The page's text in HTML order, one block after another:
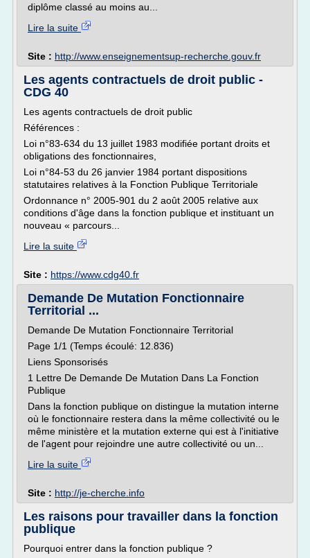
diplôme classé au moins au...
Lire la suite
Site : http://www.enseignementsup-recherche.gouv.fr
Les agents contractuels de droit public -
CDG 40
Les agents contractuels de droit public
Références :
Loi n°83-634 du 13 juillet 1983 modifiée portant droits et
obligations des fonctionnaires,
Loi n°84-53 du 26 janvier 1984 portant dispositions
statutaires relatives à la Fonction Publique Territoriale
Ordonnance n° 2005-901 du 2 août 2005 relative aux
conditions d'âge dans la fonction publique et instituant un
nouveau « parcours...
Lire la suite
Site : https://www.cdg40.fr
Demande De Mutation Fonctionnaire
Territorial ...
Demande De Mutation Fonctionnaire Territorial
Page 1/1 (Temps écoulé: 12.836)
Liens Sponsorisés
1 Lettre De Demande De Mutation Dans La Fonction
Publique
Dans la fonction publique on distingue la mutation interne
où le fonctionnaire restera dans la même collectivité ou le
même ministère et la mutation externe qui est à l'initiative
de l'agent pour rejoindre une autre collectivité ou un...
Lire la suite
Site : http://je-cherche.info
Les raisons pour travailler dans la fonction
publique
Pourquoi entrer dans la fonction publique ?